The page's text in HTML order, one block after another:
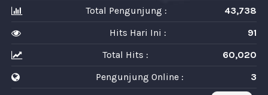
Total Pengunjung :
43,738
Hits Hari Ini :
91
Total Hits :
60,020
Pengunjung Online :
3